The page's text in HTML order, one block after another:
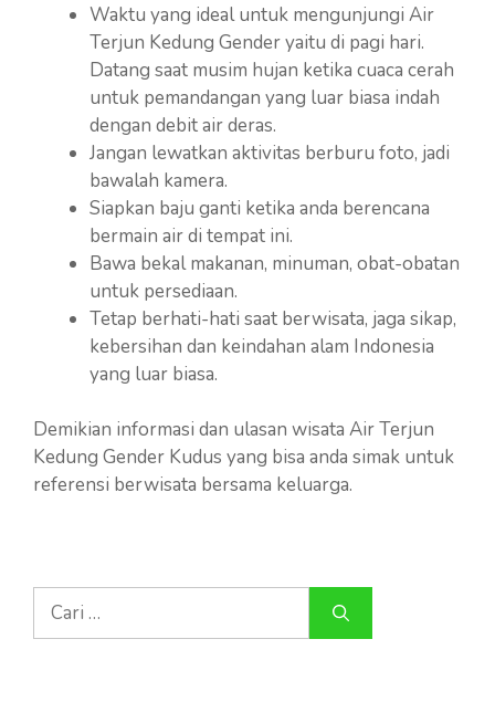
Waktu yang ideal untuk mengunjungi Air
Terjun Kedung Gender yaitu di pagi hari.
Datang saat musim hujan ketika cuaca cerah
untuk pemandangan yang luar biasa indah
dengan debit air deras.
Jangan lewatkan aktivitas berburu foto, jadi
bawalah kamera.
Siapkan baju ganti ketika anda berencana
bermain air di tempat ini.
Bawa bekal makanan, minuman, obat-obatan
untuk persediaan.
Tetap berhati-hati saat berwisata, jaga sikap,
kebersihan dan keindahan alam Indonesia
yang luar biasa.
Demikian informasi dan ulasan wisata Air Terjun
Kedung Gender Kudus yang bisa anda simak untuk
referensi berwisata bersama keluarga.
Cari
untuk: